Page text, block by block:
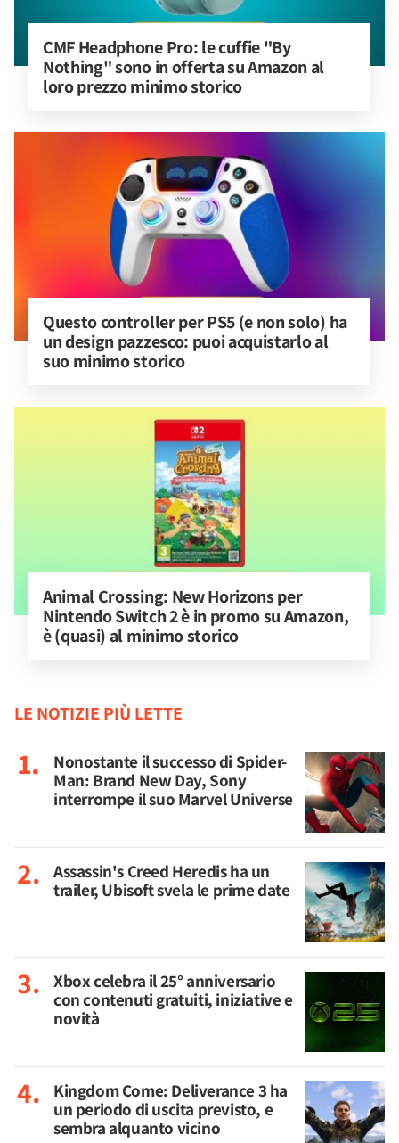
CMF Headphone Pro: le cuffie "By
Nothing" sono in offerta su Amazon al
loro prezzo minimo storico
Questo controller per PS5 (e non solo) ha
un design pazzesco: puoi acquistarlo al
suo minimo storico
Animal Crossing: New Horizons per
Nintendo Switch 2 è in promo su Amazon,
è (quasi) al minimo storico
LE NOTIZIE PIÙ LETTE
Nonostante il successo di Spider-
Man: Brand New Day, Sony
interrompe il suo Marvel Universe
Assassin's Creed Heredis ha un
trailer, Ubisoft svela le prime date
Xbox celebra il 25° anniversario
con contenuti gratuiti, iniziative e
novità
Kingdom Come: Deliverance 3 ha
un periodo di uscita previsto, e
sembra alquanto vicino